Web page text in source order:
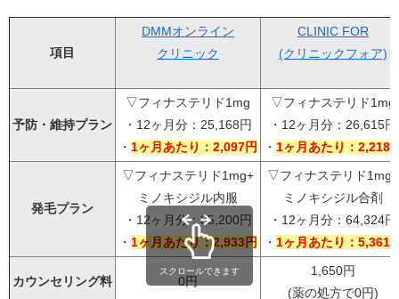
項目
DMMオンライン
クリニック
CLINIC FOR
(クリニックフォア)
予防・維持プラン
▽フィナステリド1mg
・12ヶ月分：25,168円
・ 1ヶ月あたり：2,097円
▽フィナステリド1mg
・12ヶ月分：26,615円
・ 1ヶ月あたり：2,218
発毛プラン
▽フィナステリド1mg+
ミノキシジル内服
・12ヶ月分：35,200円
・ 1ヶ月あたり：2,933円
▽フィナステリド1mg+
ミノキシジル合剤
・12ヶ月分：64,324円
・ 1ヶ月あたり：5,361
カウンセリング料 0円
1,650円
(薬の処方で0円)
スクロールできます